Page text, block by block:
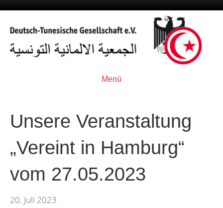
Menü
Unsere Veranstaltung
„Vereint in Hamburg“
vom 27.05.2023
20. Juli 2023